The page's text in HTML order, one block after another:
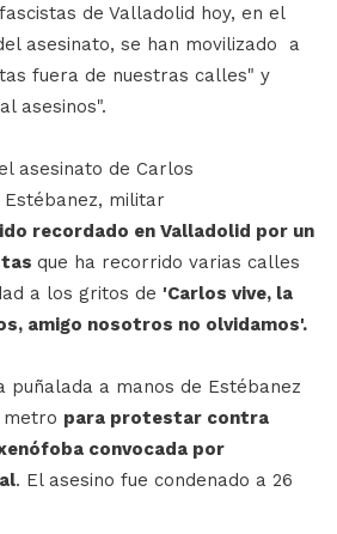
de Valladolid hoy, en el
asesinato, se han movilizado a
fuera de nuestras calles" y
asesinos".
asesinato de Carlos
militar
recordado en Valladolid por un
que ha recorrido varias calles
a los gritos de 'Carlos vive, la
amigo nosotros no olvidamos'.
puñalada a manos de Estébanez
metro para protestar contra
convocada por
. El asesino fue condenado a 26